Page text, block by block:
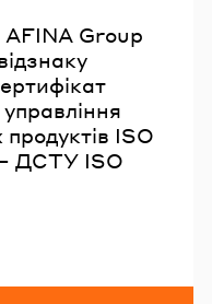
AFINA Group
ISO
– ДСТУ ISO